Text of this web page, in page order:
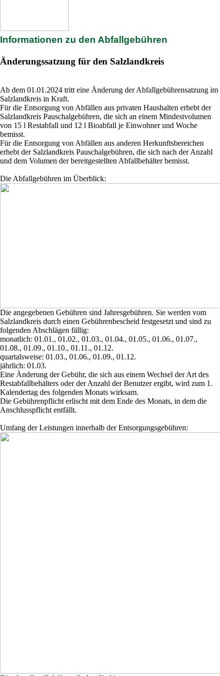
Informationen zu den Abfallgebühren
Änderungssatzung für den Salzlandkreis
Ab dem 01.01.2024 tritt eine Änderung der Abfallgebührensatzung im
Salzlandkreis in Kraft.
Für die Entsorgung von Abfällen aus privaten Haushalten erhebt der
Salzlandkreis Pauschalgebühren, die sich an einem Mindestvolumen
von 15 l Restabfall und 12 l Bioabfall je Einwohner und Woche
bemisst.
Für die Entsorgung von Abfällen aus anderen Herkunftsbereichen
erhebt der Salzlandkreis Pauschalgebühren, die sich nach der Anzahl
und dem Volumen der bereitgestellten Abfallbehälter bemisst.
Die Abfallgebühren im Überblick:
Die angegebenen Gebühren sind Jahresgebühren. Sie werden vom
Salzlandkreis durch einen Gebührenbescheid festgesetzt und sind zu
folgenden Abschlägen fällig:
monatlich: 01.01., 01.02., 01.03., 01.04., 01.05., 01.06., 01.07.,
01.08., 01.09., 01.10., 01.11., 01.12.
quartalsweise: 01.03., 01.06., 01.09., 01.12.
jährlich: 01.03.
Eine Änderung der Gebühr, die sich aus einem Wechsel der Art des
Restabfallbehälters oder der Anzahl der Benutzer ergibt, wird zum 1.
Kalendertag des folgenden Monats wirksam.
Die Gebührenpflicht erlischt mit dem Ende des Monats, in dem die
Anschlusspflicht entfällt.
Umfang der Leistungen innerhalb der Entsorgungsgebühren: